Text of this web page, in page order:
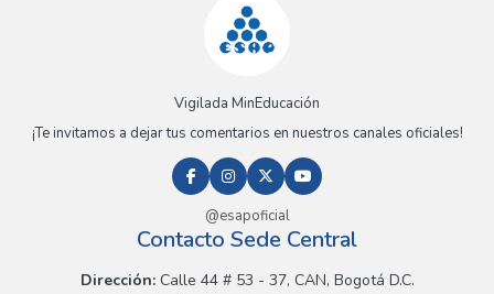
Vigilada MinEducación
¡Te invitamos a dejar tus comentarios en nuestros canales oficiales!
@esapoficial
Contacto Sede Central
Dirección:Calle 44 # 53 - 37, CAN, Bogotá D.C.